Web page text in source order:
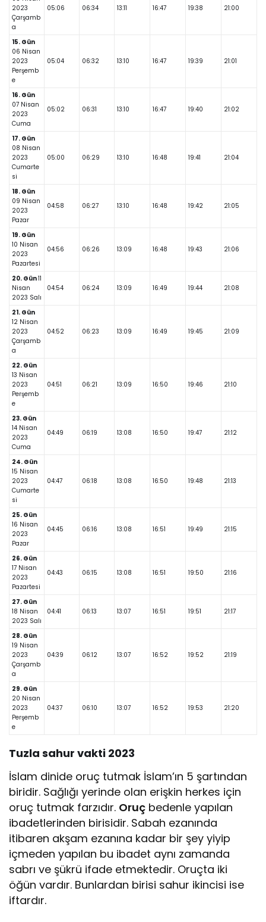
2023
Çarşamb
a
05:06 06:34 13:11 16:47 19:38 21:00
15. Gün
06 Nisan
2023
Perşemb
e
05:04 06:32 13:10 16:47 19:39 21:01
16. Gün
07 Nisan
2023
Cuma
05:02 06:31 13:10 16:47 19:40 21:02
17. Gün
08 Nisan
2023
Cumarte
si
05:00 06:29 13:10 16:48 19:41 21:04
18. Gün
09 Nisan
2023
Pazar
04:58 06:27 13:10 16:48 19:42 21:05
19. Gün
10 Nisan
2023
Pazartesi
04:56 06:26 13:09 16:48 19:43 21:06
20. Gün11
Nisan
2023 Salı
04:54 06:24 13:09 16:49 19:44 21:08
21. Gün
12 Nisan
2023
Çarşamb
a
04:52 06:23 13:09 16:49 19:45 21:09
22. Gün
13 Nisan
2023
Perşemb
e
04:51 06:21 13:09 16:50 19:46 21:10
23. Gün
14 Nisan
2023
Cuma
04:49 06:19 13:08 16:50 19:47 21:12
24. Gün
15 Nisan
2023
Cumarte
si
04:47 06:18 13:08 16:50 19:48 21:13
25. Gün
16 Nisan
2023
Pazar
04:45 06:16 13:08 16:51 19:49 21:15
26. Gün
17 Nisan
2023
Pazartesi
04:43 06:15 13:08 16:51 19:50 21:16
27. Gün
18 Nisan
2023 Salı
04:41 06:13 13:07 16:51 19:51 21:17
28. Gün
19 Nisan
2023
Çarşamb
a
04:39 06:12 13:07 16:52 19:52 21:19
29. Gün
20 Nisan
2023
Perşemb
e
04:37 06:10 13:07 16:52 19:53 21:20
Tuzla sahur vakti 2023
İslam dinide oruç tutmak İslam’ın 5 şartından
biridir. Sağlığı yerinde olan erişkin herkes için
oruç tutmak farzıdır. Oruç bedenle yapılan
ibadetlerinden birisidir. Sabah ezanında
itibaren akşam ezanına kadar bir şey yiyip
içmeden yapılan bu ibadet aynı zamanda
sabrı ve şükrü ifade etmektedir. Oruçta iki
öğün vardır. Bunlardan birisi sahur ikincisi ise
iftardır.